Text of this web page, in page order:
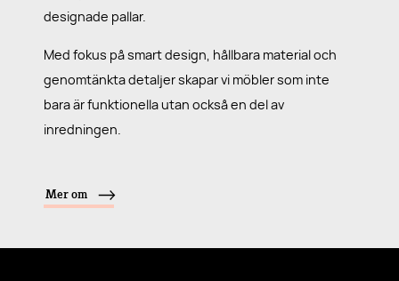
designade pallar.
Med fokus på smart design, hållbara material och
genomtänkta detaljer skapar vi möbler som inte
bara är funktionella utan också en del av
inredningen.
Mer om